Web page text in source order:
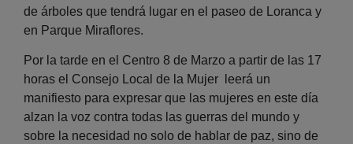
de árboles que tendrá lugar en el paseo de Loranca y
en Parque Miraflores.
Por la tarde en el Centro 8 de Marzo a partir de las 17
horas el Consejo Local de la Mujer leerá un
manifiesto para expresar que las mujeres en este día
alzan la voz contra todas las guerras del mundo y
sobre la necesidad no solo de hablar de paz, sino de